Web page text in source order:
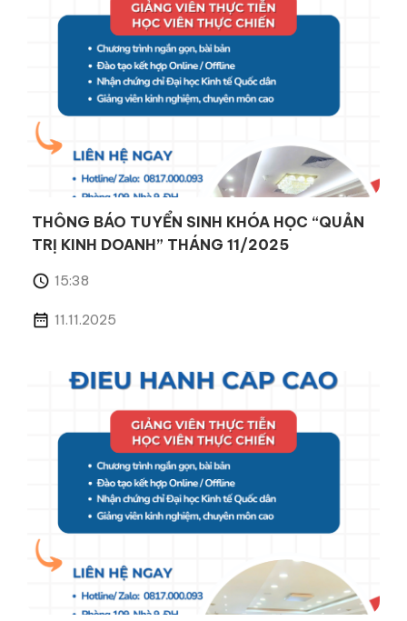
THÔNG BÁO TUYỂN SINH KHÓA HỌC “QUẢN
TRỊ KINH DOANH” THÁNG 11/2025
15:38
11.11.2025